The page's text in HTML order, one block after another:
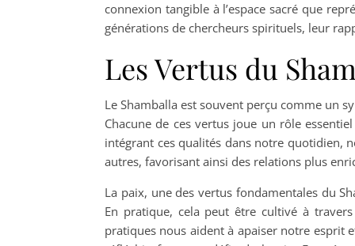
connexion tangible à l’espace sacré que
générations de chercheurs spirituels, leur
Les Vertus du
Le Shamballa est souvent perçu comme un
Chacune de ces vertus joue un rôle
intégrant ces qualités dans notre quotidien,
autres, favorisant ainsi des relations plus
La paix, une des vertus fondamentales du
En pratique, cela peut être cultivé à
pratiques nous aident à apaiser notre esprit